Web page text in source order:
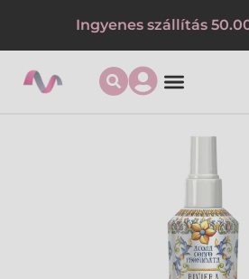
Ingyenes szállítás